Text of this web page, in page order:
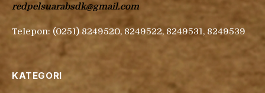
redpelsuarabsdk@gmail.com
Telepon: (0251) 8249520, 8249522, 8249531, 8249539
KATEGORI